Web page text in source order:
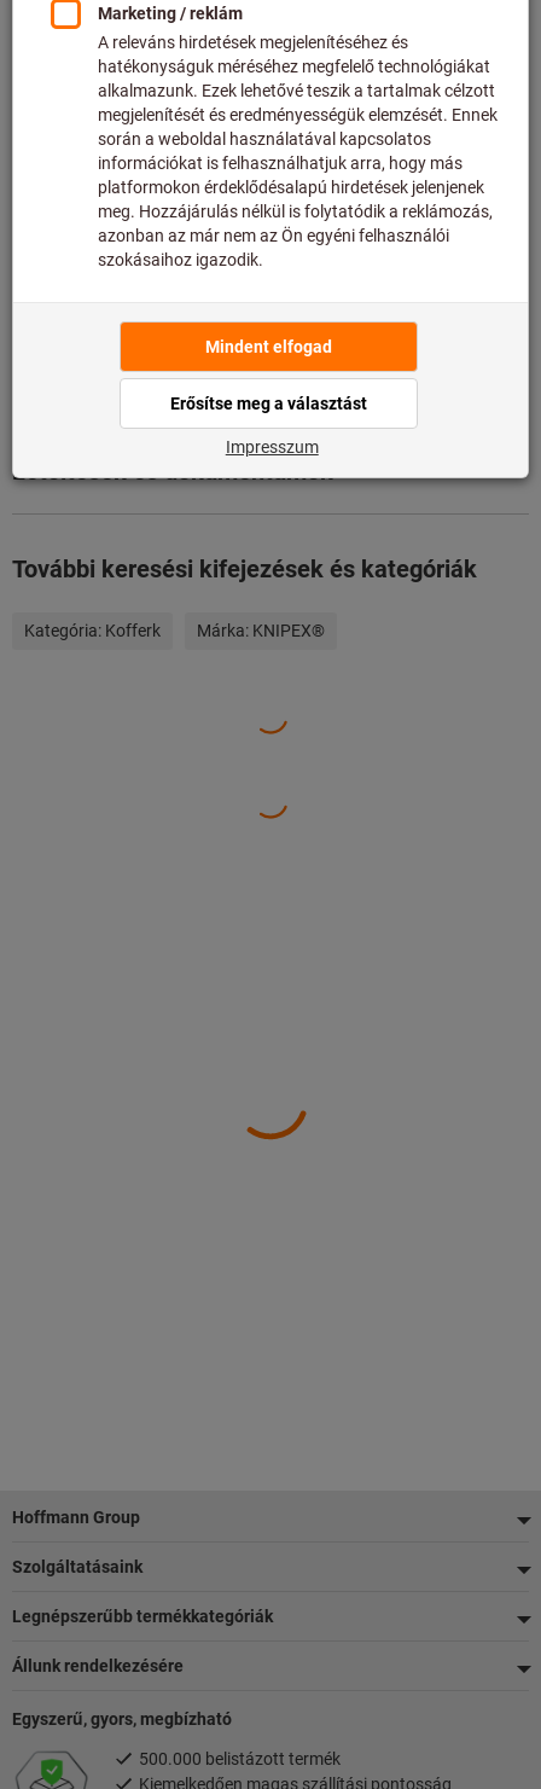
Kérjük, vegye figyelembe a szállítási időt és a
korlátozott tanácsadást:
Ezt a terméket közvetlenül a gyártótól rendeljük meg
Önnek, mivel nem része a fő kínálatunknak, és nem
tartjuk raktáron. Info
Hozzáadás a kívánságlistához Cikk megosztása
Termékadatok
Letöltések és dokumentumok
További keresési kifejezések és kategóriák
Kategória: Kofferk Márka: KNIPEX®
Lábléc
Hoffmann Group
Szolgáltatásaink
Legnépszerűbb termékkategóriák
Állunk rendelkezésére
Egyszerű, gyors, megbízható
500.000 belistázott termék
Kiemelkedően magas szállítási pontosság